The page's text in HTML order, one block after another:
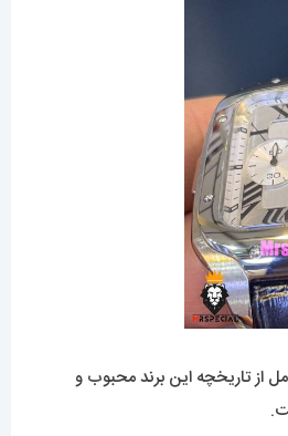
از تاریخچه این برند محبوب و